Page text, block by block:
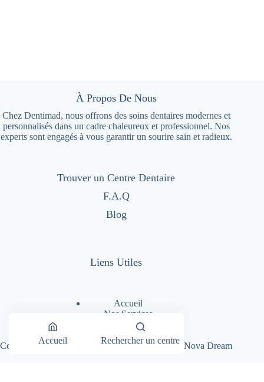
À Propos De Nous
Chez Dentimad, nous offrons des soins dentaires modernes et
personnalisés dans un cadre chaleureux et professionnel. Nos
experts sont engagés à vous garantir un sourire sain et radieux.
Trouver un Centre Dentaire
F.A.Q
Blog
Liens Utiles
Accueil
Nos Services
Nos Centres Dentaires
A Propos
Copyright © 2026 - Dentimad |Création Site par Nova Dream
Accueil Rechercher un centre